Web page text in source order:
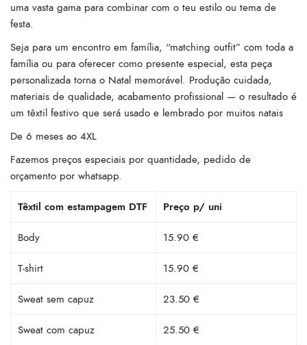
uma vasta gama para combinar com o teu estilo ou tema de
festa.
Seja para um encontro em família, “matching outfit” com toda a
família ou para oferecer como presente especial, esta peça
personalizada torna o Natal memorável. Produção cuidada,
materiais de qualidade, acabamento profissional — o resultado é
um têxtil festivo que será usado e lembrado por muitos natais
De 6 meses ao 4XL
Fazemos preços especiais por quantidade, pedido de
orçamento por whatsapp.
Têxtil com estampagem DTF Preço p/ uni
Body 15.90 €
T-shirt 15.90 €
Sweat sem capuz 23.50 €
Sweat com capuz 25.50 €